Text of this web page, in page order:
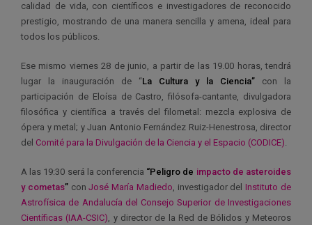
calidad de vida, con científicos e investigadores de reconocido
prestigio, mostrando de una manera sencilla y amena, ideal para
todos los públicos.
Ese mismo viernes 28 de junio, a partir de las 19.00 horas, tendrá
lugar la inauguración de “La Cultura y la Ciencia” con la
participación de Eloísa de Castro, filósofa-cantante, divulgadora
filosófica y científica a través del filometal: mezcla explosiva de
ópera y metal; y Juan Antonio Fernández Ruiz-Henestrosa, director
del Comité para la Divulgación de la Ciencia y el Espacio (CODICE)
A las 19:30 será la conferencia “Peligro de impacto de asteroides
y cometas”conJosé María Madiedo , investigador del Instituto de
Astrofísica de Andalucía del Consejo Superior de Investigaciones
Científicas (IAA-CSIC) , y director de la Red de Bólidos y Meteoros